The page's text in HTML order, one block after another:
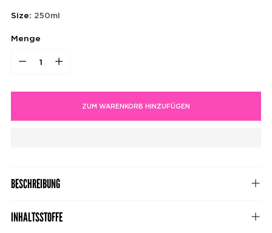
Size: 250ml
Menge
ZUM WARENKORB HINZUFÜGEN
in
legen
BESCHREIBUNG
INHALTSSTOFFE